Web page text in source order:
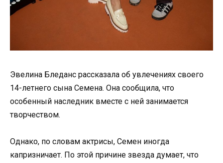
Эвелина Бледанс рассказала об увлечениях своего
14-летнего сына Семена. Она сообщила, что
особенный наследник вместе с ней занимается
творчеством.
Однако, по словам актрисы, Семен иногда
капризничает. По этой причине звезда думает, что